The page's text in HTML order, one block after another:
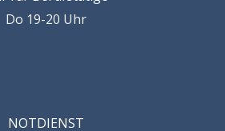
Do 19-20 Uhr
NOTDIENST